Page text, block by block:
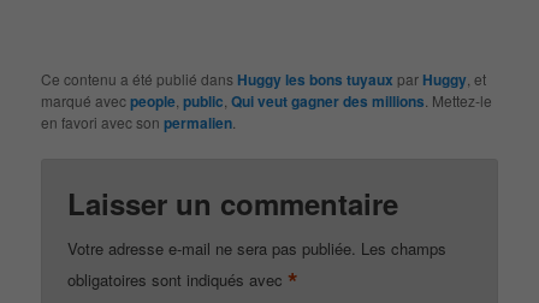
Ce contenu a été publié dans Huggy les bons tuyaux par Huggy , et
marqué avecpeople ,public ,Qui veut gagner des millions . Mettez-le
en favori avec sonpermalien
Laisser un commentaire
Votre adresse e-mail ne sera pas publiée. Les champs
obligatoires sont indiqués avec *